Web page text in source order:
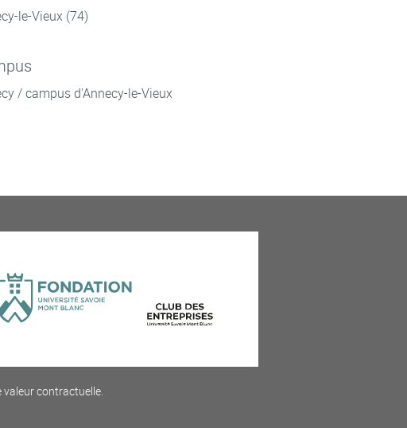
le-Vieux (74)
/ campus d'Annecy-le-Vieux
contractuelle.